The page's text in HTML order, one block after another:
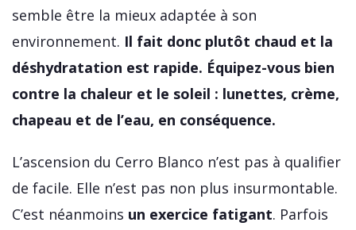
semble être la mieux adaptée à son
environnement. Il fait donc plutôt chaud et la
déshydratation est rapide. Équipez-vous bien
contre la chaleur et le soleil : lunettes, crème,
chapeau et de l’eau, en conséquence.
L’ascension du Cerro Blanco n’est pas à qualifier
de facile. Elle n’est pas non plus insurmontable.
C’est néanmoins un exercice fatigant. Parfois